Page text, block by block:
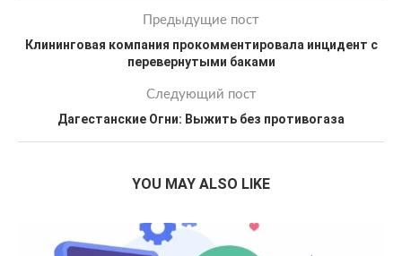
Предыдущие пост
Клининговая компания прокомментировала инцидент с
перевернутыми баками
Следующий пост
Дагестанские Огни: Выжить без противогаза
YOU MAY ALSO LIKE